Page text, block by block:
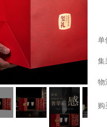
单
集
物
购